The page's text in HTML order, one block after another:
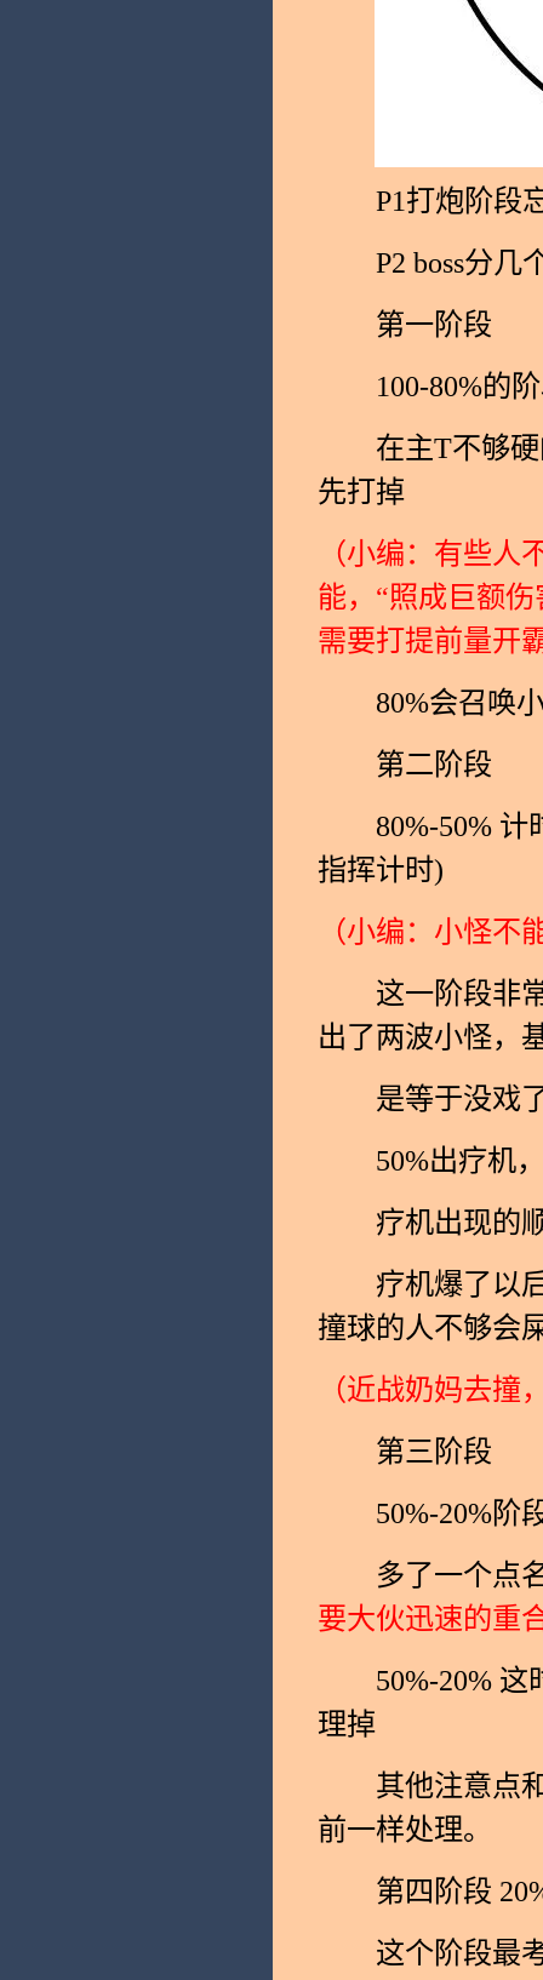
P1打炮阶段忘
P2 boss分几
第一阶段
100-80%的阶
在主T不够硬
先打掉
（小编：有些人
能，“照成巨额
需要打提前量开
80%会召唤小
第二阶段
80%-50% 计
指挥计时)
（小编：小怪不
这一阶段非常
出了两波小怪，
是等于没戏了
50%出疗机，
疗机出现的顺
疗机爆了以后
撞球的人不够会
（近战奶妈去撞
第三阶段
50%-20%阶
多了一个点
要大伙迅速的重
50%-20% 这
理掉
其他注意点和
前一样处理。
第四阶段
这个阶段最考